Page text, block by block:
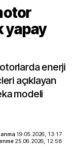
yapay
enerji
açıklayan
modeli
19.05.2026, 13:17
25.06.2026, 12:58